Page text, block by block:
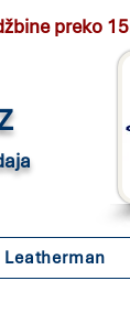
preko
Leatherman